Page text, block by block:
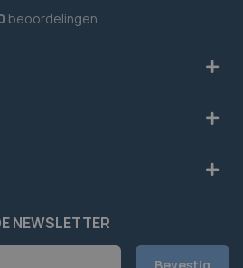
beoordelingen
NEWSLETTER